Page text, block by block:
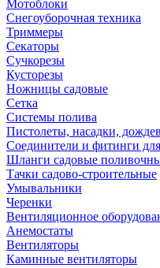
Мотоблоки
Снегоуборочная техника
Триммеры
Секаторы
Сучкорезы
Кусторезы
Ножницы садовые
Сетка
Системы полива
Пистолеты, насадки,
Соединители и фитинги
Шланги садовые
Тачки садово-строительные
Умывальники
Черенки
Вентиляционное
Анемостаты
Вентиляторы
Каминные вентиляторы